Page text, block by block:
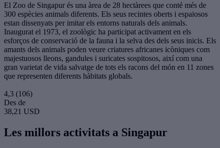
El Zoo de Singapur és una àrea de 28 hectàrees que conté més de
300 espècies animals diferents. Els seus recintes oberts i espaiosos
estan dissenyats per imitar els entorns naturals dels animals.
Inaugurat el 1973, el zoològic ha participat activament en els
esforços de conservació de la fauna i la selva des dels seus inicis. Els
amants dels animals poden veure criatures africanes icòniques com
majestuosos lleons, gandules i suricates sospitosos, així com una
gran varietat de vida salvatge de tots els racons del món en 11 zones
que representen diferents hàbitats globals.
4,3 (106)
Des de
38,21 USD
Les millors activitats a Singapur